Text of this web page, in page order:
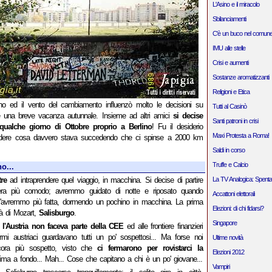
ed il vento del cambiamento influenzò molto le decisioni su
una breve vacanza autunnale. Insieme ad altri amici si decise
giorno di Ottobre proprio a Berlino! Fu il desiderio
cosa davvero stava succedendo che ci spinse a 2000 km
ad intraprendere quel viaggio, in macchina. Si decise di partire
più comodo; avremmo guidato di notte e riposato quando
più fatta, dormendo un pochino in macchina. La prima
di Mozart, Salisburgo.
l'Austria non faceva parte della CEEed alle frontiere finanzieri
austriaci guardavano tutti un po' sospettosi... Ma forse noi
più sospetto, visto checi fermarono per rovistarci la
a fondo... Mah... Cose che capitano a chi è un po' giovane...
L'Asino e il miracolo
Sbilanciamenti
C'è un buco nel
IMU alle stelle
Crisi e aumenti
Sostanze aromatizzanti
Religioni e Etica
Tutti al Casinò
Santi patroni in crisi
Maxi Protesta a Roma!
Saldi in corso
Truffe e Calcio
La TV Analogica:
Accattoni elettorali
Elezioni: di chi fidarsi?
Singapore
Ultime novità
Elezioni 2012
Vampiri